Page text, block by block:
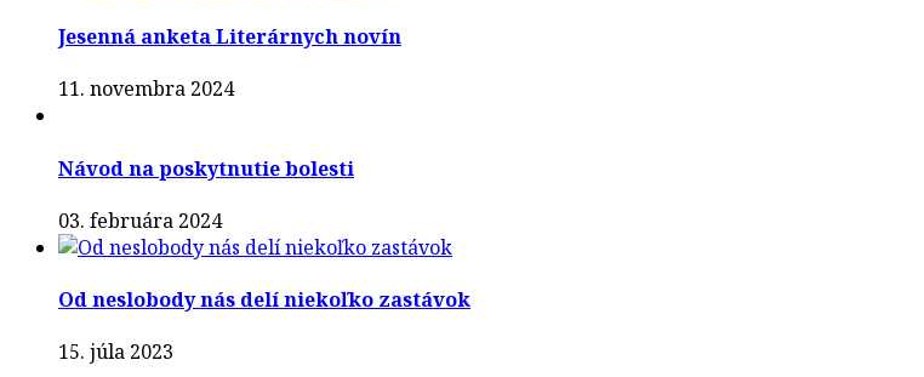
Jesenná anketa Literárnych novín
11. novembra 2024
Návod na poskytnutie bolesti
03. februára 2024
Od neslobody nás delí niekoľko zastávok
15. júla 2023